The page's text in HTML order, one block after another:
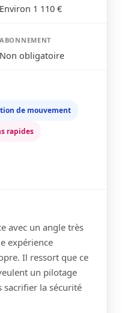
Environ 1 110 €
ABONNEMENT
Non obligatoire
de mouvement
rapides
avec un angle très
expérience
Il ressort que ce
un pilotage
sacrifier la sécurité